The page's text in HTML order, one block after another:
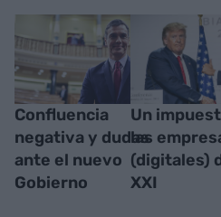
Confluencia
negativa y dudas
ante el nuevo
Gobierno
Un
las
(digitales)
XXI